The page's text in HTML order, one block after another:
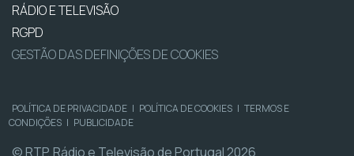
RÁDIO E TELEVISÃO
RGPD
GESTÃO DAS DEFINIÇÕES DE COOKIES
POLÍTICA DE PRIVACIDADE | POLÍTICA DE COOKIES | TERMOS E
CONDIÇÕES | PUBLICIDADE
© RTP, Rádio e Televisão de Portugal 2026